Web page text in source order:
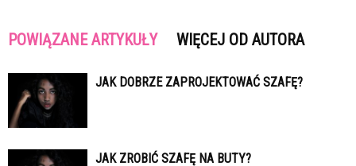
POWIĄZANE ARTYKUŁY WIĘCEJ OD AUTORA
JAK DOBRZE ZAPROJEKTOWAĆ SZAFĘ?
JAK ZROBIĆ SZAFĘ NA BUTY?